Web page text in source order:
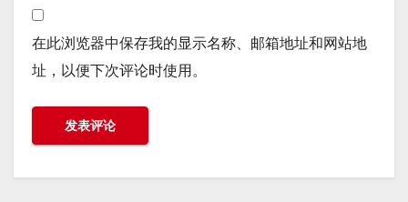
在此浏览器中保存我的显示名称、邮箱地址和网站地
址，以便下次评论时使用。